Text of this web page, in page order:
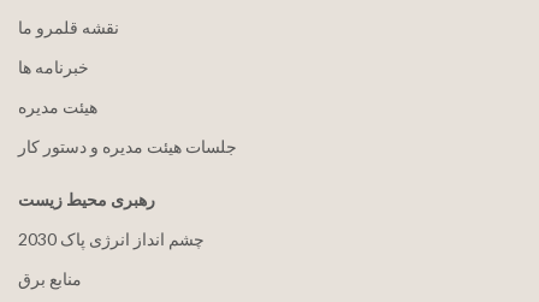
نقشه قلمرو ما
خبرنامه ها
هيئت مدیره
جلسات هیئت مدیره و دستور کار
رهبری محیط زیست
2030 چشم انداز انرژی پاک
منابع برق